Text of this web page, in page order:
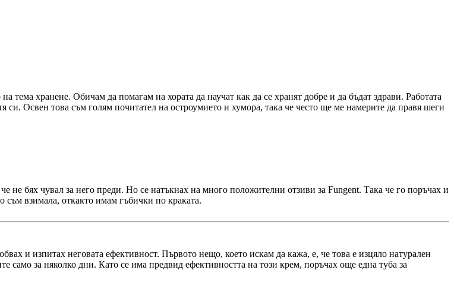
хранене. Обичам да помагам на хората да научат как да се хранят добре и да бъдат здрави. Работата
Освен това съм голям почитател на остроумието и хумора, така че често ще ме намерите да правя шеги
бях чувал за него преди. Но се натъкнах на много положителни отзиви за Fungent. Така че го поръчах и
съм взимала, откакто имам гъбички по краката.
и изпитах неговата ефективност. Първото нещо, което искам да кажа, е, че това е изцяло натурален
за няколко дни. Като се има предвид ефективността на този крем, поръчах още една туба за